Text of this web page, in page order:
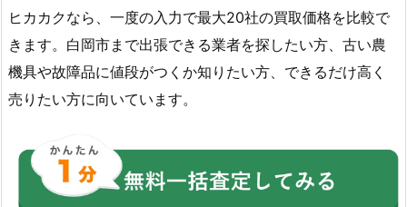
ヒカカクなら、一度の入力で最大20社の買取価格を比較で
きます。白岡市まで出張できる業者を探したい方、古い農
機具や故障品に値段がつくか知りたい方、できるだけ高く
売りたい方に向いています。